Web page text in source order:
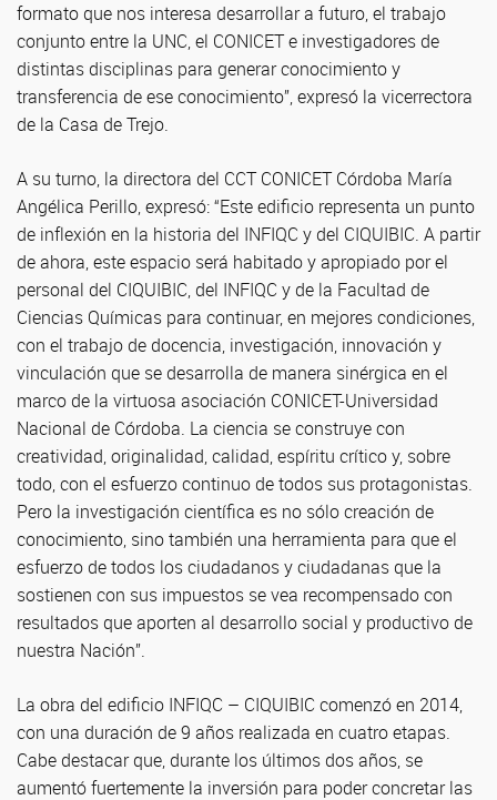
formato que nos interesa desarrollar a futuro, el trabajo
conjunto entre la UNC, el CONICET e investigadores de
distintas disciplinas para generar conocimiento y
transferencia de ese conocimiento”, expresó la vicerrectora
de la Casa de Trejo.
A su turno, la directora del CCT CONICET Córdoba María
Angélica Perillo, expresó: “Este edificio representa un punto
de inflexión en la historia del INFIQC y del CIQUIBIC. A partir
de ahora, este espacio será habitado y apropiado por el
personal del CIQUIBIC, del INFIQC y de la Facultad de
Ciencias Químicas para continuar, en mejores condiciones,
con el trabajo de docencia, investigación, innovación y
vinculación que se desarrolla de manera sinérgica en el
marco de la virtuosa asociación CONICET-Universidad
Nacional de Córdoba. La ciencia se construye con
creatividad, originalidad, calidad, espíritu crítico y, sobre
todo, con el esfuerzo continuo de todos sus protagonistas.
Pero la investigación científica es no sólo creación de
conocimiento, sino también una herramienta para que el
esfuerzo de todos los ciudadanos y ciudadanas que la
sostienen con sus impuestos se vea recompensado con
resultados que aporten al desarrollo social y productivo de
nuestra Nación”.
La obra del edificio INFIQC – CIQUIBIC comenzó en 2014,
con una duración de 9 años realizada en cuatro etapas.
Cabe destacar que, durante los últimos dos años, se
aumentó fuertemente la inversión para poder concretar las